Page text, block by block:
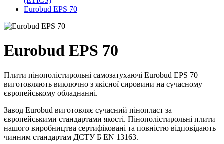
Eurobud EPS 70
Eurobud EPS 70
Плити пінополістирольні самозатухаючі Eurobud EPS 70
виготовляють виключно з якісної сировини на сучасному
європейському обладнанні.
Завод Eurobud виготовляє сучасний пінопласт за
європейськими стандартами якості. Пінополістирольні плити
нашого виробництва сертифіковані та повністю відповідають
чинним стандартам ДСТУ Б EN 13163.